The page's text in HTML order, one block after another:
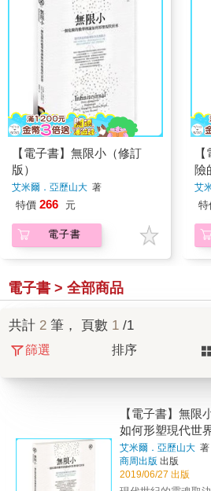
【電子書】無限小（修訂
版）
艾米爾．亞歷山大 著
特價 266 元
電子書
險
世
艾
特
電子書 > 全部商品
共計 2 筆， 頁數 1 /1
篩選 排序
【電子書】無限
如何形塑現代世
艾米爾．亞歷山大 著
商周出版 出版
2019/06/27 出版